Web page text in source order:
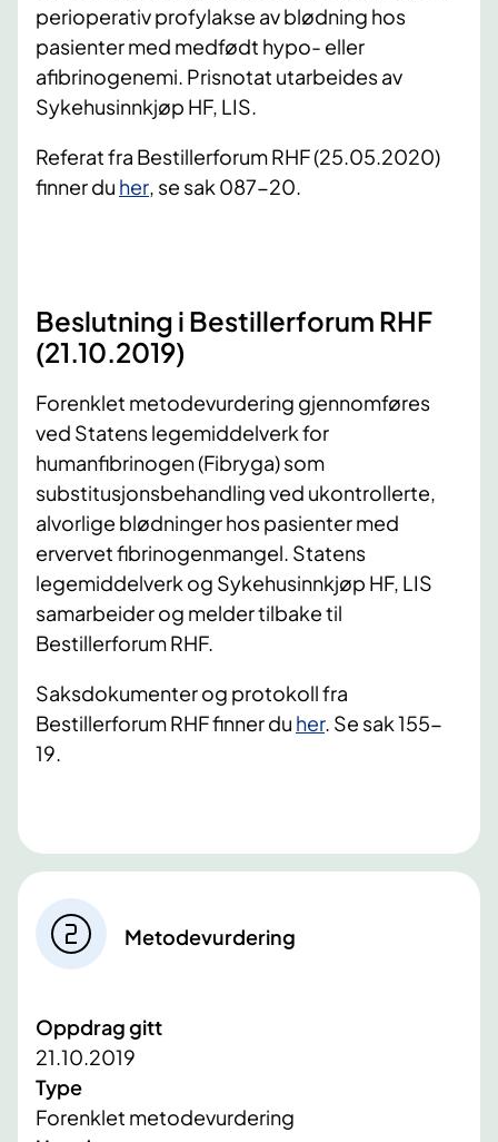
perioperativ profylakse av blødning hos
pasienter med medfødt hypo- eller
afibrinogenemi. Prisnotat utarbeides av
Sykehusinnkjøp HF, LIS.
Referat fra Bestillerforum RHF (25.05.2020)
finner du her , se sak 087-20.
Beslutning i Bestillerforum RHF
(21.10.2019)
Forenklet metodevurdering gjennomføres
ved Statens legemiddelverk for
humanfibrinogen (Fibryga) som
substitusjonsbehandling ved ukontrollerte,
alvorlige blødninger hos pasienter med
ervervet fibrinogenmangel. Statens
legemiddelverk og Sykehusinnkjøp HF, LIS
samarbeider og melder tilbake til
Bestillerforum RHF.
Saksdokumenter og protokoll fra
Bestillerforum RHF finner du her. Se sak 155-
19.
Metodevurdering
Oppdrag gitt
21.10.2019
Type
Forenklet metodevurdering